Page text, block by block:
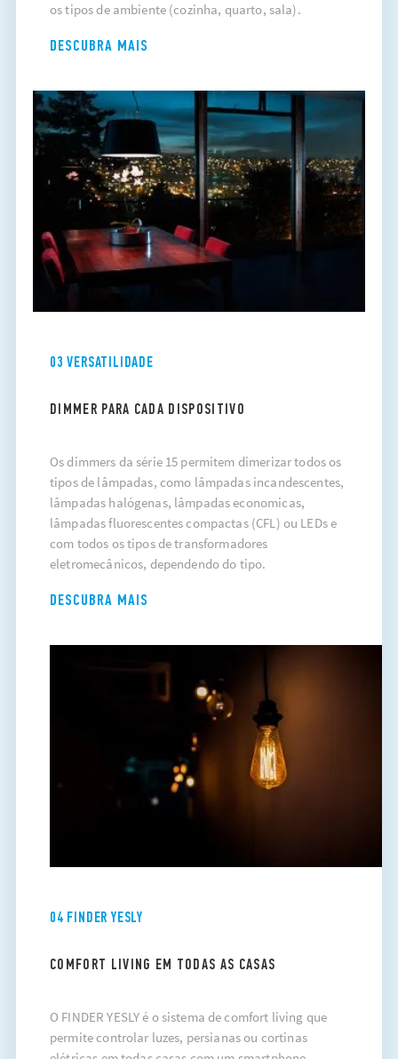
os tipos de ambiente (cozinha, quarto, sala).
DESCUBRA MAIS
03 VERSATILIDADE
DIMMER PARA CADA DISPOSITIVO
Os dimmers da série 15 permitem dimerizar todos os
tipos de lâmpadas, como lâmpadas incandescentes,
lâmpadas halógenas, lâmpadas economicas,
lâmpadas fluorescentes compactas (CFL) ou LEDs e
com todos os tipos de transformadores
eletromecânicos, dependendo do tipo.
DESCUBRA MAIS
04 FINDER YESLY
COMFORT LIVING EM TODAS AS CASAS
O FINDER YESLY é o sistema de comfort living que
permite controlar luzes, persianas ou cortinas